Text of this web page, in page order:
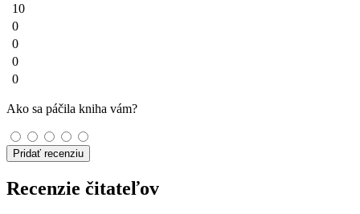
10
0
0
0
0
Ako sa páčila kniha vám?
Pridať recenziu
Recenzie čitateľov